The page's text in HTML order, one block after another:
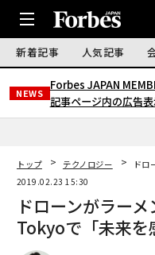
新着記事 人気記事
NEWS
Forbes JAPAN
記事ページ内の広告
トップ テクノロジー
ドロ
2019.02.23 15:30
ドローンがラー
Tokyoで「未来を